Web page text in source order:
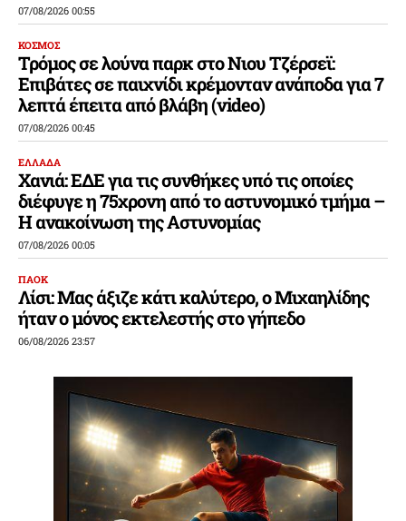
07/08/2026 00:55
ΚΟΣΜΟΣ
Τρόμος σε λούνα παρκ στο Νιου Τζέρσεϊ:
Επιβάτες σε παιχνίδι κρέμονταν ανάποδα για 7
λεπτά έπειτα από βλάβη (video)
07/08/2026 00:45
ΕΛΛΑΔΑ
Χανιά: ΕΔΕ για τις συνθήκες υπό τις οποίες
διέφυγε η 75χρονη από το αστυνομικό τμήμα –
Η ανακοίνωση της Αστυνομίας
07/08/2026 00:05
ΠΑΟΚ
Λίσι: Μας άξιζε κάτι καλύτερο, ο Μιχαηλίδης
ήταν ο μόνος εκτελεστής στο γήπεδο
06/08/2026 23:57